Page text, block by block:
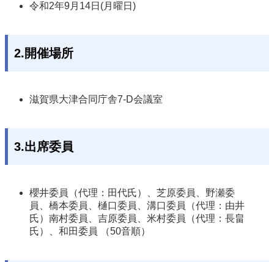
令和2年9月14日(月曜日)
2.開催場所
滋賀県大津合同庁舎7-D会議室
3.出席委員
櫻井委員（代理：田代氏）、芝原委員、野瀬委
員、橋本委員、樋口委員、溝口委員（代理：由井
氏）南村委員、吉原委員、米村委員（代理：長畠
氏）、和田委員 （50音順）